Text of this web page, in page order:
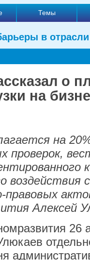
Темы
в отрасли
о
на
на
проверок,
воздействия
правовых
Алексей
26